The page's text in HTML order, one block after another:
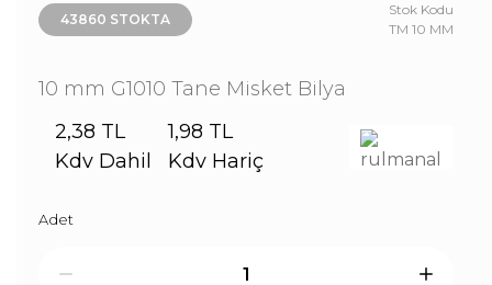
43860 STOKTA
Stok Kodu
TM 10 MM
10 mm G1010 Tane Misket Bilya
2,38 TL
Kdv Dahil
1,98 TL
Kdv Hariç
Adet